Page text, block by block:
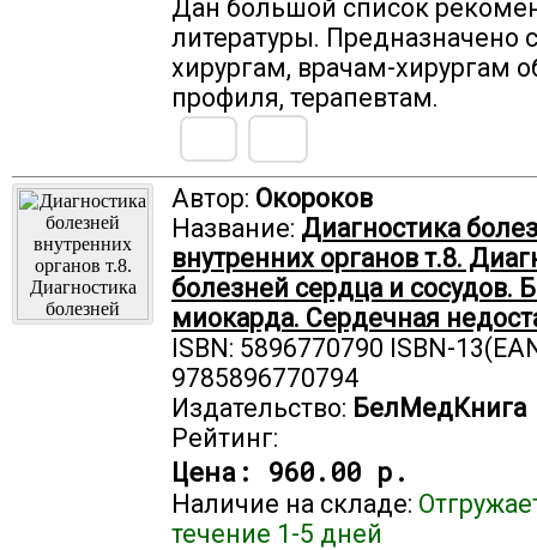
Дан большой список
литературы. Предназначено
хирургам, врачам-хирургам
профиля, терапевтам.
Автор: Окороков
Название: Диагностика
внутренних органов т.8.
болезней сердца и сосудов.
миокарда. Сердечная
ISBN: 5896770790 ISBN-
9785896770794
Издательство: БелМедКнига
Рейтинг:
Цена: 960.00 р.
Наличие на складе:
течение 1-5 дней